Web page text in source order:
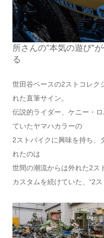
所さんの”本気の遊び”
る
世田谷ベースの2ストコレク
れた直筆サイン。
伝説的ライダー、ケニー・
ていたヤマハカラーの
2ストバイクに興味を持ち、
れたのは
世間の潮流からは外れた2ス
カスタムを続けていた、“2ス